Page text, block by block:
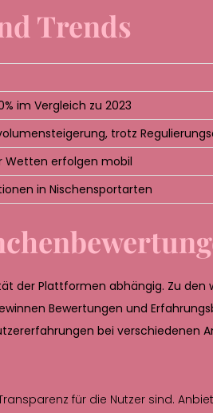
Trends
im Vergleich zu 2023
trotz
Wetten erfolgen mobil
in Nischensportarten
der Plattformen abhängig. Zu den
Bewertungen und
bei verschiedenen
für die Nutzer sind.